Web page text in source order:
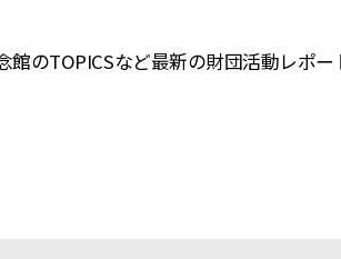
のTOPICSなど最新の財団活動レポー